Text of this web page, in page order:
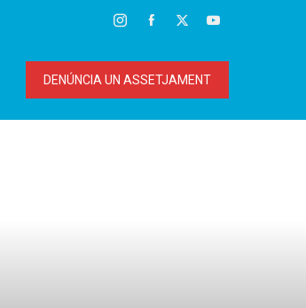
DENÚNCIA UN ASSETJAMENT